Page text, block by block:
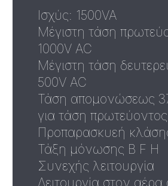
Ισχύς: 1500VA
Μέγιστη τάση
1000V AC
Μέγιστη τάση
500V AC
Τάση απομονώσεως
για τάση
Προπαρασκυεή κλάσης
Τάξη μόνωσης B F H
Συνεχής λειτουργία
Λειτουργία στον αέρα